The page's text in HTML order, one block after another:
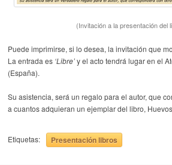
(Invitación a la presentación del
Puede imprimirse, si lo desea, la invitación que
La entrada es ‘Libre’y el acto tendrá lugar en el
(España).
Su asistencia, será un regalo para el autor, que
a cuantos adquieran un ejemplar del libro,
Etiquetas: Presentación libros